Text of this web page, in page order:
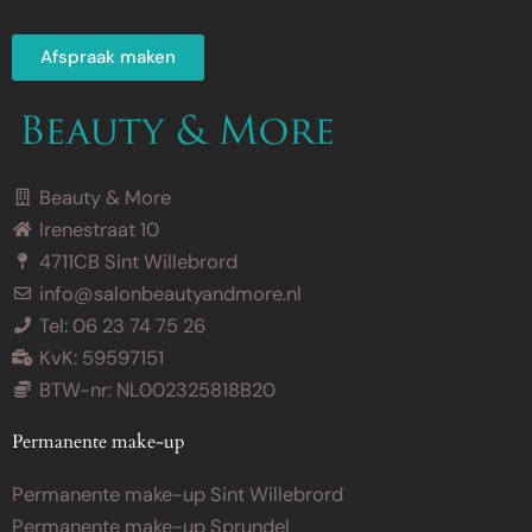
Afspraak maken
Beauty & More
Irenestraat 10
4711CB Sint Willebrord
info@salonbeautyandmore.nl
Tel: 06 23 74 75 26
KvK: 59597151
BTW-nr: NL002325818B20
Permanente make-up
Permanente make-up Sint Willebrord
Permanente make-up Sprundel